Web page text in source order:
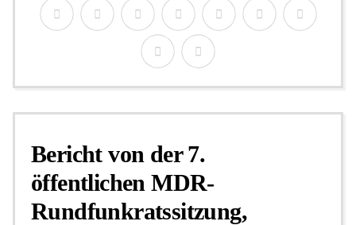
Bericht von der 7.
öffentlichen MDR-
Rundfunkratssitzung,